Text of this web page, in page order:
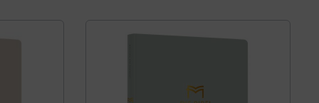
um
zur
grundtextliche Genauigkeit einerseits
ist ihm im vollen Umfang gelungen.Die